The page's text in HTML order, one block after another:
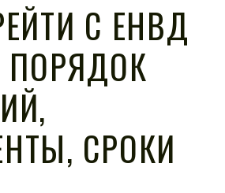
С ЕНВД
ПОРЯДОК
СРОКИ